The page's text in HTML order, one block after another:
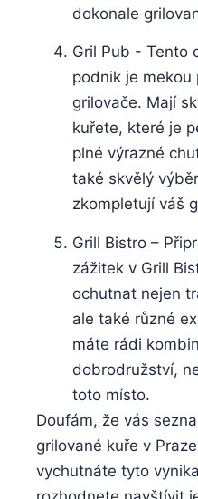
dokonale‌
Gril⁢ Pub -‍ Tento
podnik je mekou
grilovače. ⁢Mají
kuřete, které je
plné výrazné
také skvělý
zkompletují váš
Grill Bistro –
‍zážitek v Grill​
ochutnat nejen
ale také různé
máte rádi
‌dobrodružství,
toto místo.
Doufám, že vás
grilované kuře v
vychutnáte tyto